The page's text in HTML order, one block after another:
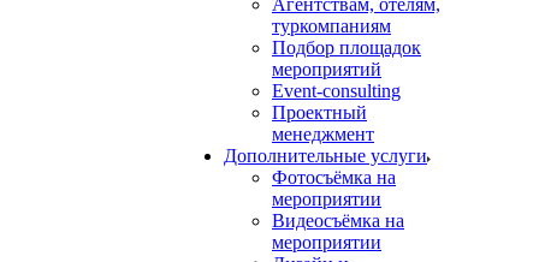
Агентствам, отелям,
туркомпаниям
Подбор площадок
мероприятий
Event-consulting
Проектный
менеджмент
Дополнительные услуги
Фотосъёмка на
мероприятии
Видеосъёмка на
мероприятии